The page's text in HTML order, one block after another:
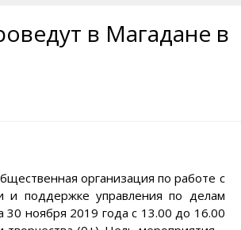
3D районы города
Косторезы Магадана
в Магадане в
организация по работе с
поддержке управления по делам
ноября 2019 года с 13.00 до 16.00